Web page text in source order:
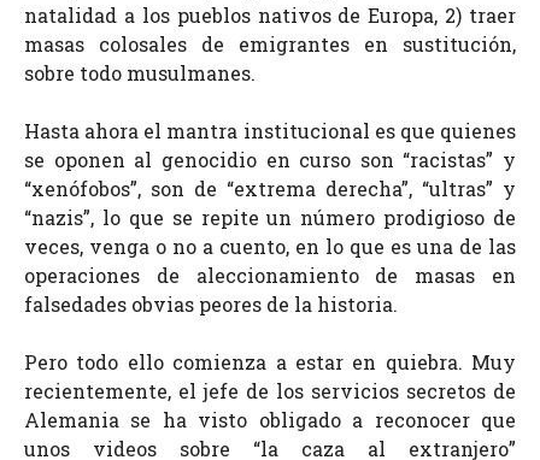
natalidad a los pueblos nativos de Europa, 2) traer
masas colosales de emigrantes en sustitución,
sobre todo musulmanes.
Hasta ahora el mantra institucional es que quienes
se oponen al genocidio en curso son “racistas” y
“xenófobos”, son de “extrema derecha”, “ultras” y
“nazis”, lo que se repite un número prodigioso de
veces, venga o no a cuento, en lo que es una de las
operaciones de aleccionamiento de masas en
falsedades obvias peores de la historia.
Pero todo ello comienza a estar en quiebra. Muy
recientemente, el jefe de los servicios secretos de
Alemania se ha visto obligado a reconocer que
unos videos sobre “la caza al extranjero”